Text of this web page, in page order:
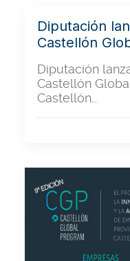
Diputación
Castellón
Diputación
Castellón
Castellón…